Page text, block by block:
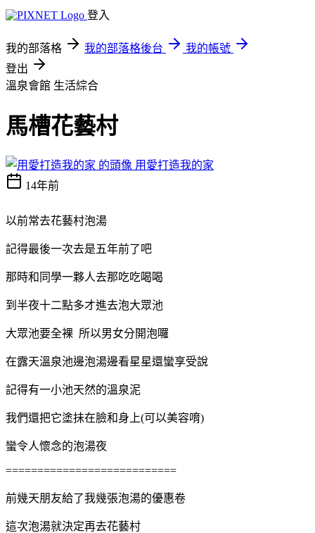
登入
我的部落格 我的部落格後台
我的帳號
登出
溫泉會館 生活綜合
馬槽花藝村
用愛打造我的家
14年前
以前常去花藝村泡湯
記得最後一次去是五年前了吧
那時和同學一夥人去那吃吃喝喝
到半夜十二點多才進去泡大眾池
大眾池要全裸 所以男女分開泡囉
在露天溫泉池邊泡湯邊看星星還蠻享受說
記得有一小池天然的溫泉泥
我們還把它塗抺在臉和身上(可以美容唷)
蠻令人懷念的泡湯夜
===========================
前幾天朋友給了我幾張泡湯的優惠卷
這次泡湯就決定再去花藝村